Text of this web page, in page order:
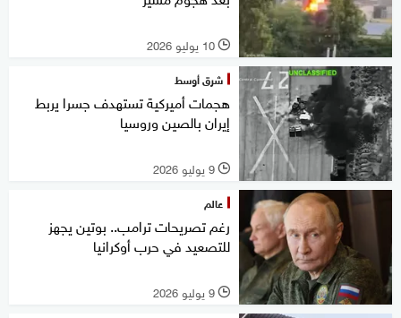
l 10 يوليو 2026
شرق أوسط
هجمات أميركية تستهدف جسرا يربط
إيران بالصين وروسيا
l 9 يوليو 2026
عالم
رغم تصريحات ترامب.. بوتين يجهز
للتصعيد في حرب أوكرانيا
l 9 يوليو 2026